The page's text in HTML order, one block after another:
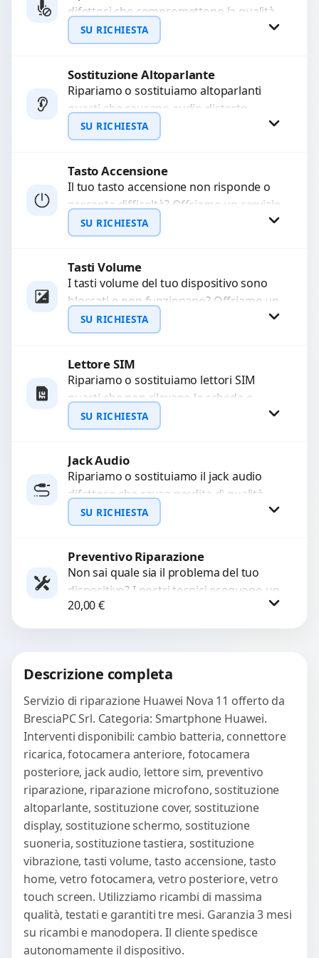
WhatsApp
difettosi che compromettono la qualità
audio delle registrazioni o delle
chiamate. Diagnosi accurata e ricambi
SU RICHIESTA
Richiedi Preventivo
WhatsApp
Sostituzione Altoparlante
Ripariamo o sostituiamo altoparlanti
guasti che causano audio distorto,
basso o assente. Utilizziamo ricambi di
alta qualità garantiti per 3...
SU RICHIESTA
Richiedi Preventivo
WhatsApp
Tasto Accensione
Il tuo tasto accensione non risponde o
presenta difficoltà? Offriamo un servizio
professionale di riparazione o
sostituzione utilizzando componenti di...
SU RICHIESTA
Richiedi Preventivo
WhatsApp
Tasti Volume
I tasti volume del tuo dispositivo sono
bloccati o non funzionano? Offriamo un
servizio di riparazione o sostituzione
con ricambi...
SU RICHIESTA
Richiedi Preventivo
WhatsApp
Lettore SIM
Ripariamo o sostituiamo lettori SIM
guasti che non rilevano la scheda o
interrompono il segnale. Utilizziamo
ricambi testati e garantiti...
SU RICHIESTA
Richiedi Preventivo
WhatsApp
Jack Audio
Ripariamo o sostituiamo il jack audio
difettoso che causa perdita di qualità
sonora o impossibilità di collegare cuffie
e accessori....
SU RICHIESTA
Richiedi Preventivo
WhatsApp
Preventivo Riparazione
Non sai quale sia il problema del tuo
dispositivo? I nostri tecnici eseguono un
check-up completo con strumenti
avanzati per...
20,00€
Descrizione completa
Servizio di riparazione Huawei Nova 11 offerto da
BresciaPC Srl. Categoria: Smartphone Huawei.
Interventi disponibili: cambio batteria, connettore
ricarica, fotocamera anteriore, fotocamera
posteriore, jack audio, lettore sim, preventivo
riparazione, riparazione microfono, sostituzione
altoparlante, sostituzione cover, sostituzione
display, sostituzione schermo, sostituzione
suoneria, sostituzione tastiera, sostituzione
vibrazione, tasti volume, tasto accensione, tasto
home, vetro fotocamera, vetro posteriore, vetro
touch screen. Utilizziamo ricambi di massima
qualità, testati e garantiti tre mesi. Garanzia 3 mesi
su ricambi e manodopera. Il cliente spedisce
autonomamente il dispositivo.